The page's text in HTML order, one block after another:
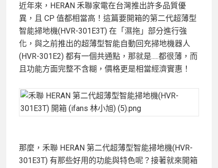
近年來，HERAN 禾聯家電在台灣推出許多品質優
異，且 CP 值都相當高！這篇要開箱的第二代超薄型
智能掃地機(HVR-301E3T) 在「濕拖」部分進行強
化，與之前推出的超薄型智能自動回充掃地機器人
(HVR-301E2) 都有一個共通點，那就是.....都很薄，而
且功能方面完整不含糊，價格更是相當經濟實惠！
那麼，禾聯 HERAN 第二代超薄型智能掃地機(HVR-
301E3T) 有那些好用的功能與特色呢？接著就來開箱